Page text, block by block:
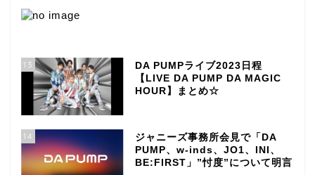
13
DA PUMPライブ2023日程
【LIVE DA PUMP DA MAGIC
HOUR】まとめ☆
14
ジャニーズ事務所会見で「DA
PUMP、w-inds、JO1、INI、
BE:FIRST」”忖度”について明言